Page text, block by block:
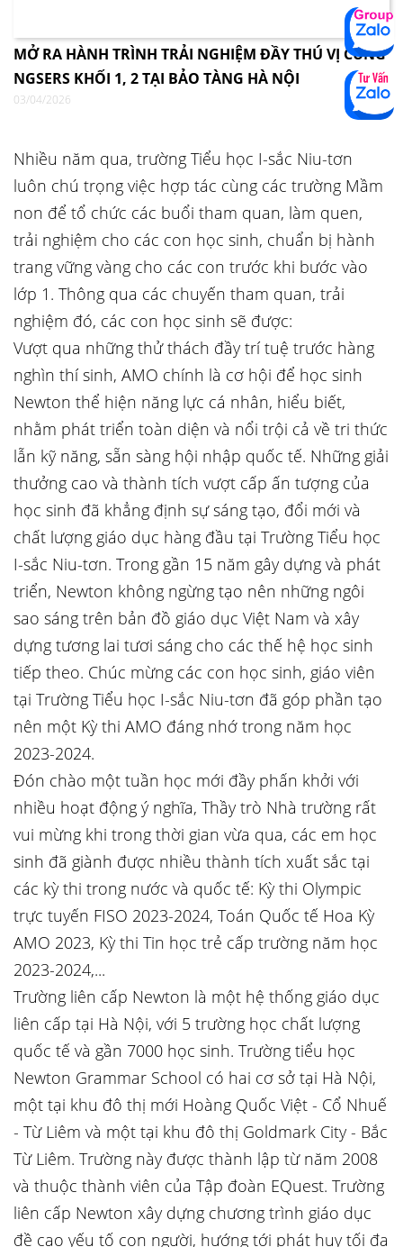
MỞ RA HÀNH TRÌNH TRẢI NGHIỆM ĐẦY THÚ VỊ CÙNG
NGSERS KHỐI 1, 2 TẠI BẢO TÀNG HÀ NỘI
03/04/2026
Nhiều năm qua, trường Tiểu học I-sắc Niu-tơn
luôn chú trọng việc hợp tác cùng các trường Mầm
non để tổ chức các buổi tham quan, làm quen,
trải nghiệm cho các con học sinh, chuẩn bị hành
trang vững vàng cho các con trước khi bước vào
lớp 1. Thông qua các chuyến tham quan, trải
nghiệm đó, các con học sinh sẽ được:
Vượt qua những thử thách đầy trí tuệ trước hàng
nghìn thí sinh, AMO chính là cơ hội để học sinh
Newton thể hiện năng lực cá nhân, hiểu biết,
nhằm phát triển toàn diện và nổi trội cả về tri thức
lẫn kỹ năng, sẵn sàng hội nhập quốc tế. Những giải
thưởng cao và thành tích vượt cấp ấn tượng của
học sinh đã khẳng định sự sáng tạo, đổi mới và
chất lượng giáo dục hàng đầu tại Trường Tiểu học
I-sắc Niu-tơn. Trong gần 15 năm gây dựng và phát
triển, Newton không ngừng tạo nên những ngôi
sao sáng trên bản đồ giáo dục Việt Nam và xây
dựng tương lai tươi sáng cho các thế hệ học sinh
tiếp theo. Chúc mừng các con học sinh, giáo viên
tại Trường Tiểu học I-sắc Niu-tơn đã góp phần tạo
nên một Kỳ thi AMO đáng nhớ trong năm học
2023-2024.
Đón chào một tuần học mới đầy phấn khởi với
nhiều hoạt động ý nghĩa, Thầy trò Nhà trường rất
vui mừng khi trong thời gian vừa qua, các em học
sinh đã giành được nhiều thành tích xuất sắc tại
các kỳ thi trong nước và quốc tế: Kỳ thi Olympic
trực tuyến FISO 2023-2024, Toán Quốc tế Hoa Kỳ
AMO 2023, Kỳ thi Tin học trẻ cấp trường năm học
2023-2024,...
Trường liên cấp Newton là một hệ thống giáo dục
liên cấp tại Hà Nội, với 5 trường học chất lượng
quốc tế và gần 7000 học sinh. Trường tiểu học
Newton Grammar School có hai cơ sở tại Hà Nội,
một tại khu đô thị mới Hoàng Quốc Việt - Cổ Nhuế
- Từ Liêm và một tại khu đô thị Goldmark City - Bắc
Từ Liêm. Trường này được thành lập từ năm 2008
và thuộc thành viên của Tập đoàn EQuest. Trường
liên cấp Newton xây dựng chương trình giáo dục
đề cao yếu tố con người, hướng tới phát huy tối đa